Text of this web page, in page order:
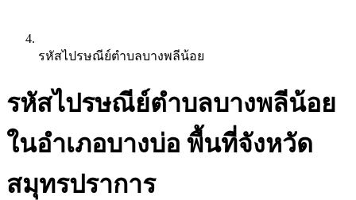
รหัสไปรษณีย์ตำบลบางพลีน้อย
รหัสไปรษณีย์ตำบลบางพลีน้อย
ในอำเภอบางบ่อ พื้นที่จังหวัด
สมุทรปราการ